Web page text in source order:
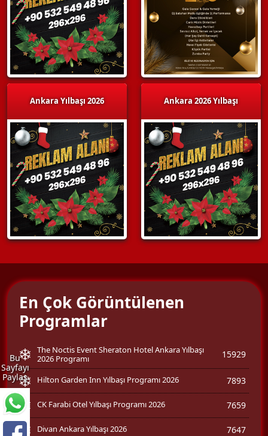
Ankara Yılbaşı 2026 Ankara 2026 Yılbaşı
Bu
Sayfayı
Paylaş
En Çok Görüntülenen
Programlar
The Noctis Event Sheraton Hotel Ankara Yılbaşı
2026 Programı
15929
Hilton Garden Inn Yılbaşı Programı 2026 7893
CK Farabi Otel Yılbaşı Programı 2026 7659
Divan Ankara Yılbaşı 2026 7647